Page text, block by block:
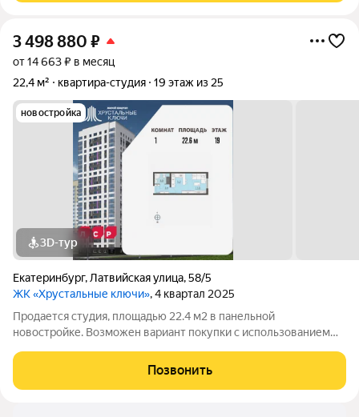
3 498 880 ₽
от 14 663 ₽ в месяц
22,4 м²
квартира-студия 19 этаж из 25
новостройка
3D-тур
Екатеринбург, Латвийская улица,58/5
ЖК «Хрустальные ключи», 4 квартал 2025
Продается студия, площадью 22.4 м2 в панельной
новостройке. Возможен вариант покупки с использованием
отделка под ключ. Квартира располагается на 19 этаже 25-
этажного дома в ЖК Хрустальные
Позвонить